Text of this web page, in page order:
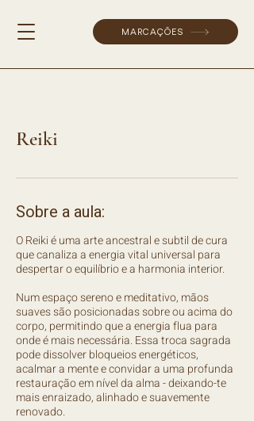
MARCAÇÕES
Reiki
Sobre a aula:
O Reiki é uma arte ancestral e subtil de cura
que canaliza a energia vital universal para
despertar o equilíbrio e a harmonia interior.
Num espaço sereno e meditativo, mãos
suaves são posicionadas sobre ou acima do
corpo, permitindo que a energia flua para
onde é mais necessária. Essa troca sagrada
pode dissolver bloqueios energéticos,
acalmar a mente e convidar a uma profunda
restauração em nível da alma - deixando-te
mais enraizado, alinhado e suavemente
renovado.